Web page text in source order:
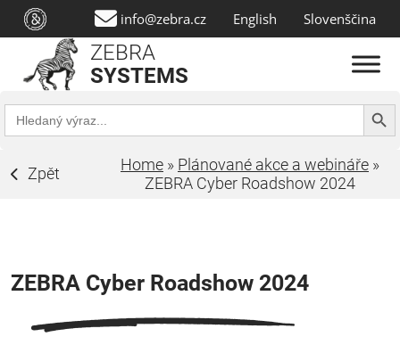
info@zebra.cz English Slovenščina
ZEBRA
SYSTEMS
Search
for:
Search
Zpět Home » Plánované akce a webináře »
ZEBRA Cyber Roadshow 2024
ZEBRA Cyber Roadshow 2024